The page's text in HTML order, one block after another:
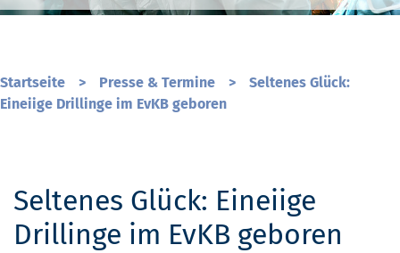
Startseite > Presse & Termine >
Seltenes Glück:
Eineiige Drillinge im EvKB geboren
Seltenes Glück: Eineiige
Drillinge im EvKB geboren